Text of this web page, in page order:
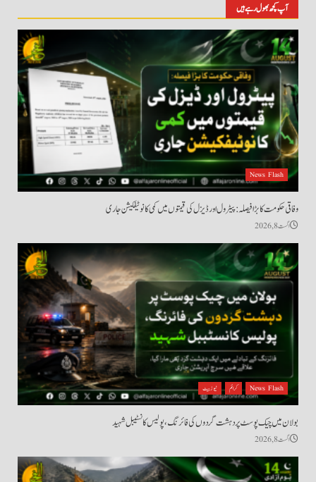
آپ کچھ بھول رہے ہیں
News Flash
وفاقی حکومت کا بڑا فیصلہ: پیٹرول اور ڈیزل کی قیمتوں میں کمی کا نوٹیفکیشن جاری
اگست 8, 2026
News Flash کرائم نیوز بیٹ
بولان میں چیک پوسٹ پر دہشت گردوں کی فائرنگ، پولیس کانسٹیبل شہید
اگست 8, 2026